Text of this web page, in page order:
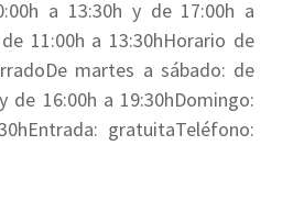
a 13:30h y de 17:00h a
11:00h a 13:30hHorario de
martes a sábado: de
de 16:00h a 19:30hDomingo:
gratuitaTeléfono: